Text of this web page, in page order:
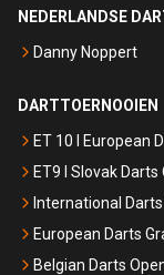
NEDERLANDSE
Danny Noppert
DARTTOERNOOIEN
ET 10 I European
ET9 I Slovak Darts
International
European Darts
Belgian Darts